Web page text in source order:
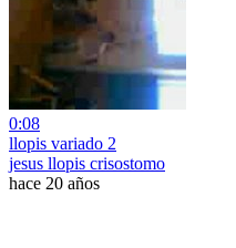
0:08
llopis variado 2
jesus llopis crisostomo
hace 20 años